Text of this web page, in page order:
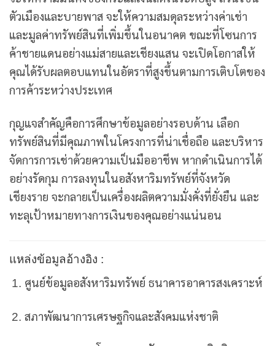
ตัวเมืองและบายพาส จะให้ความสมดุลระหว่างค่าเช่า
และมูลค่าทรัพย์สินที่เพิ่มขึ้นในอนาคต ขณะที่โซนการ
ค้าชายแดนอย่างแม่สายและเชียงแสน จะเปิดโอกาสให้
คุณได้รับผลตอบแทนในอัตราที่สูงขึ้นตามการเติบโตของ
การค้าระหว่างประเทศ
กุญแจสำคัญคือการศึกษาข้อมูลอย่างรอบด้าน เลือก
ทรัพย์สินที่มีคุณภาพในโครงการที่น่าเชื่อถือ และบริหาร
จัดการการเช่าด้วยความเป็นมืออาชีพ หากดำเนินการได้
อย่างรัดกุม การลงทุนในอสังหาริมทรัพย์ที่จังหวัด
เชียงราย จะกลายเป็นเครื่องผลิตความมั่งคั่งที่ยั่งยืน และ
ทะลุเป้าหมายทางการเงินของคุณอย่างแน่นอน
แหล่งข้อมูลอ้างอิง :
ศูนย์ข้อมูลอสังหาริมทรัพย์ ธนาคารอาคารสงเคราะห์
สภาพัฒนาการเศรษฐกิจและสังคมแห่งชาติ